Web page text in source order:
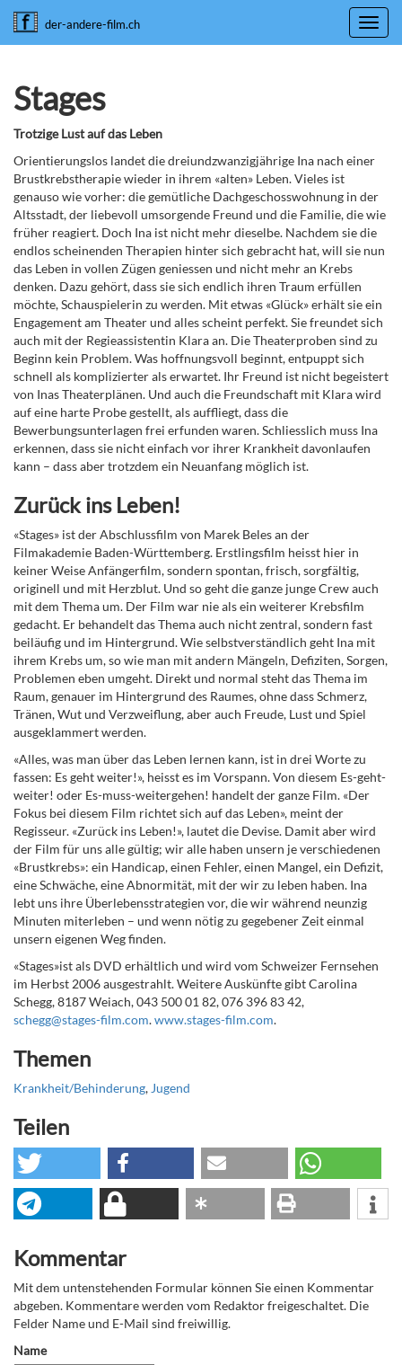
der-andere-film.ch
Stages
Trotzige Lust auf das Leben
Orientierungslos landet die dreiundzwanzigjährige Ina nach einer
Brustkrebstherapie wieder in ihrem «alten» Leben. Vieles ist
genauso wie vorher: die gemütliche Dachgeschosswohnung in der
Altsstadt, der liebevoll umsorgende Freund und die Familie, die wie
früher reagiert. Doch Ina ist nicht mehr dieselbe. Nachdem sie die
endlos scheinenden Therapien hinter sich gebracht hat, will sie nun
das Leben in vollen Zügen geniessen und nicht mehr an Krebs
denken. Dazu gehört, dass sie sich endlich ihren Traum erfüllen
möchte, Schauspielerin zu werden. Mit etwas «Glück» erhält sie ein
Engagement am Theater und alles scheint perfekt. Sie freundet sich
auch mit der Regieassistentin Klara an. Die Theaterproben sind zu
Beginn kein Problem. Was hoffnungsvoll beginnt, entpuppt sich
schnell als komplizierter als erwartet. Ihr Freund ist nicht begeistert
von Inas Theaterplänen. Und auch die Freundschaft mit Klara wird
auf eine harte Probe gestellt, als auffliegt, dass die
Bewerbungsunterlagen frei erfunden waren. Schliesslich muss Ina
erkennen, dass sie nicht einfach vor ihrer Krankheit davonlaufen
kann – dass aber trotzdem ein Neuanfang möglich ist.
Zurück ins Leben!
«Stages» ist der Abschlussfilm von Marek Beles an der
Filmakademie Baden-Württemberg. Erstlingsfilm heisst hier in
keiner Weise Anfängerfilm, sondern spontan, frisch, sorgfältig,
originell und mit Herzblut. Und so geht die ganze junge Crew auch
mit dem Thema um. Der Film war nie als ein weiterer Krebsfilm
gedacht. Er behandelt das Thema auch nicht zentral, sondern fast
beiläufig und im Hintergrund. Wie selbstverständlich geht Ina mit
ihrem Krebs um, so wie man mit andern Mängeln, Defiziten, Sorgen,
Problemen eben umgeht. Direkt und normal steht das Thema im
Raum, genauer im Hintergrund des Raumes, ohne dass Schmerz,
Tränen, Wut und Verzweiflung, aber auch Freude, Lust und Spiel
ausgeklammert werden.
«Alles, was man über das Leben lernen kann, ist in drei Worte zu
fassen: Es geht weiter!», heisst es im Vorspann. Von diesem Es-geht-
weiter! oder Es-muss-weitergehen! handelt der ganze Film. «Der
Fokus bei diesem Film richtet sich auf das Leben», meint der
Regisseur. «Zurück ins Leben!», lautet die Devise. Damit aber wird
der Film für uns alle gültig; wir alle haben unsern je verschiedenen
«Brustkrebs»: ein Handicap, einen Fehler, einen Mangel, ein Defizit,
eine Schwäche, eine Abnormität, mit der wir zu leben haben. Ina
lebt uns ihre Überlebensstrategien vor, die wir während neunzig
Minuten miterleben – und wenn nötig zu gegebener Zeit einmal
unsern eigenen Weg finden.
«Stages»ist als DVD erhältlich und wird vom Schweizer Fernsehen
im Herbst 2006 ausgestrahlt. Weitere Auskünfte gibt Carolina
Schegg, 8187 Weiach, 043 500 01 82, 076 396 83 42,
schegg@stages-film.com.www.stages-film.com.
Themen
Krankheit/Behinderung, Jugend
Teilen
Kommentar
Mit dem untenstehenden Formular können Sie einen Kommentar
abgeben. Kommentare werden vom Redaktor freigeschaltet. Die
Felder Name und E-Mail sind freiwillig.
Name